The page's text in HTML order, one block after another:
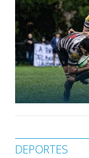
DEPORTES